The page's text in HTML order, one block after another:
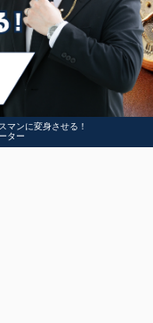
マンに変身させる！
ター